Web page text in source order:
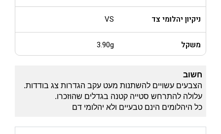
ניקיון יהלומי צד VS
משקל 3.90g
חשוב
הצבעים עשויים להשתנות מעט עקב הגדרות צג בודדות.
עלולה להתרחש סטייה קטנה בגדלים שהוזכרו.
כל היהלומים הינם טבעיים ולא יהלומי דם